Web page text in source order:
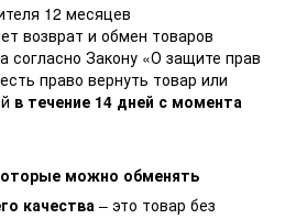
12 месяцев
возврат и обмен товаров
согласно Закону «О защите прав
право вернуть товар или
в течение 14 дней с момента
можно обменять
качества – это товар без